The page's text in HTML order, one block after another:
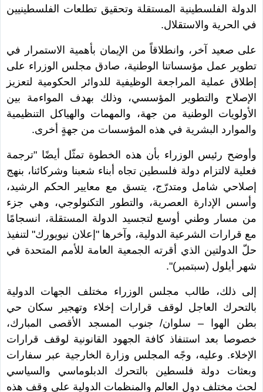
الدولة الفلسطينية المستقلة وتحقيق تطلعات الفلسطينيين
في الحرية والاستقلال.
على صعيد آخر، وانطلاقاً من الإيمان بأهمية الاستمرار في
تطوير عمل مؤسساتنا الوطنية، صادق مجلس الوزراء على
إطلاق عملية المراجعة الوظيفية للدوائر الحكومية لتعزيز
الإصلاح والتطوير المؤسسي، وذلك بهدف المواءمة بين
الأولويات الوطنية من جهة، والمهمات والهياكل التنظيمية
والموارد البشرية في هذه المؤسسات من جهةٍ أخرى.
وأوضح رئيس الوزراء بأن هذه الخطوة تمثّل أيضًا "ترجمة
فعلية لالتزام دولة فلسطين تجاه أبناء شعبنا وشركائنا، بنهج
إصلاحي شامل ومتدرّج، يتسق مع معايير الحكم الرشيد،
وأسس الإدارة العصرية، والتطور التكنولوجي، وهي جزء
من مسار وطني أوسع لتجسيد الدولة المستقلة، انسجامًا
مع قرارات الشرعية الدولية، وآخرها "إعلان نيويورك" لتنفيذ
حلّ الدولتين الذي أقرته الجمعية العامة للأمم المتحدة في
شهر أيلول (سبتمبر)".
إلى ذلك، طالب مجلس الوزراء مختلف الجهات الدولية
بالتحرك العاجل لوقف قرارات إخلاء وتهجير سكان حي
بطن الهوا – سلوان/ جنوب المسجد الأقصى المبارك،
خصوصا بعد استنفاذ كافة الجهود القانونية لوقف قرارات
الإخلاء. وعليه، وجًه المجلس وزارة الخارجية عبر سفارات
وبعثات دولة فلسطين بالتحرك الدبلوماسي والسياسي
لحث مختلف دول العالم والمنظمات الدولية على وقف هذه